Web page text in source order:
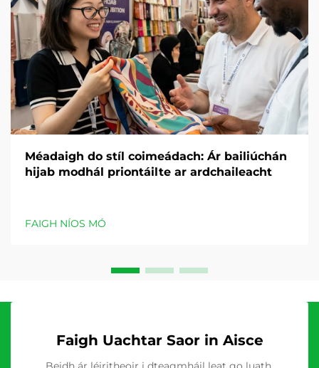
Méadaigh do stíl coimeádach: Ár bailiúchán
hijab modhál priontáilte ar ardchaileacht
FAIGH NÍOS MÓ
Faigh Uachtar Saor in Aisce